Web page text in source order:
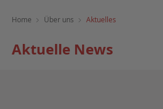
Home Über uns Aktuelles
Aktuelle News